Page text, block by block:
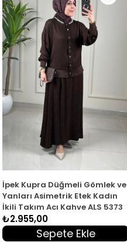
İpek Kupra Düğmeli Gömlek ve
Yanları Asimetrik Etek Kadın
İkili Takım Acı Kahve ALS 5373
₺2.955,00
Sepete Ekle
Ürün